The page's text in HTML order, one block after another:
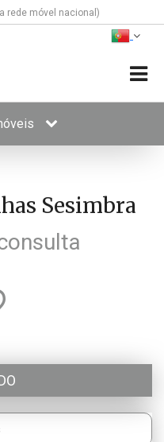
rede móvel nacional)
Sesimbra